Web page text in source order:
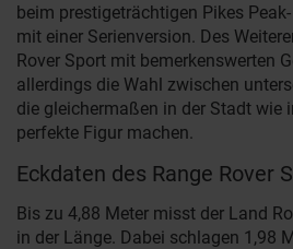
beim prestigeträchtigen Pikes
mit einer Serienversion. Des
Rover Sport mit bemerkenswerten
allerdings die Wahl zwischen
die gleichermaßen in der Stadt wie
perfekte Figur machen.
Eckdaten des Range Rover
Bis zu 4,88 Meter misst der Land
in der Länge. Dabei schlagen 1,98